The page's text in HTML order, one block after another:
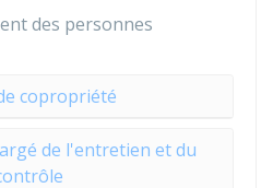
des personnes
copropriété
de l'entretien et du